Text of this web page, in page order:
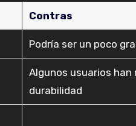
Contras
Podría ser un poco
Algunos usuarios
durabilidad